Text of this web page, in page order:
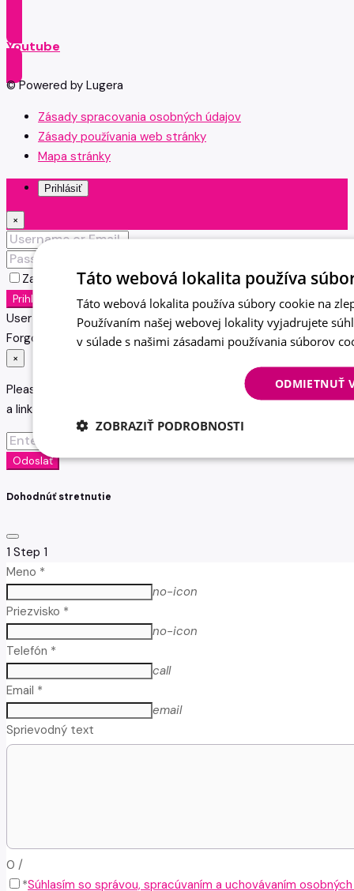
Youtube
© Powered by Lugera
Zásady spracovania osobných údajov
Zásady používania web stránky
Mapa stránky
Prihlásiť
×
Zapamätať si maZabudnuté heslo?
Prihlásiť
User registration is disabled for demo purpose.
Forgot Password
×
Please enter your username or email address. You will receive
a link to create a new password via email.
Odoslať
Dohodnúť stretnutie
1 Step 1
Meno *
no-icon
Priezvisko *
no-icon
Telefón *
call
Email *
email
Sprievodný text
0 /
*Súhlasím so správou, spracúvaním a uchovávaním
Táto webová lokalita používa
Táto webová lokalita používa súbory cookie na
Používaním našej webovej lokality vyjadrujete
v súlade s našimi zásadami používania súborov
ODMIETNUŤ
ZOBRAZIŤ PODROBNOSTI